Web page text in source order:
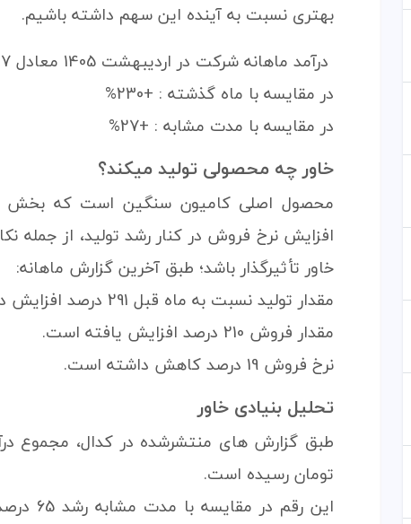
بهتری نسبت به آینده این سهم داشته باشیم.
درآمد ماهانه شرکت در اردیبهشت 1405 معادل 4879.7 میلیارد تومان بود که تغییرات مهم زیر را تجربه کرده:
در مقایسه با ماه گذشته : +230%
در مقایسه با مدت مشابه : +27%
خاور چه محصولی تولید میکند؟
محصول اصلی کامیون سنگین است که بخش
افزایش نرخ فروش در کنار رشد تولید، از
خاور تأثیرگذار باشد؛ طبق آخرین گزارش ماهانه:
مقدار تولید نسبت به ماه قبل 291 درصد افزایش داشته است.
مقدار فروش 210 درصد افزایش یافته است.
نرخ فروش 19 درصد کاهش داشته است.
تحلیل بنیادی خاور
تومان رسیده است.